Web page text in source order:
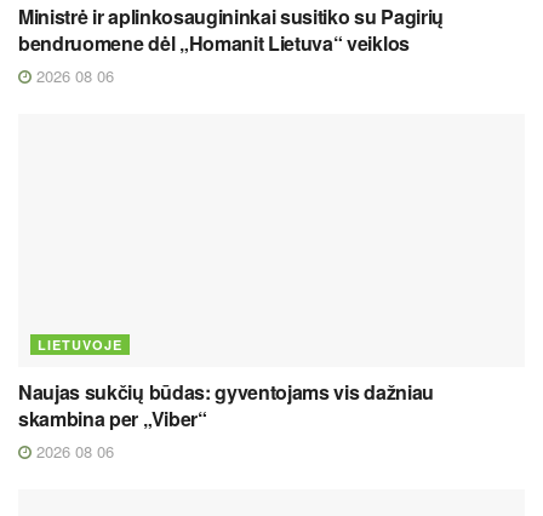
Ministrė ir aplinkosaugininkai susitiko su Pagirių
bendruomene dėl „Homanit Lietuva“ veiklos
2026 08 06
LIETUVOJE
Naujas sukčių būdas: gyventojams vis dažniau
skambina per „Viber“
2026 08 06